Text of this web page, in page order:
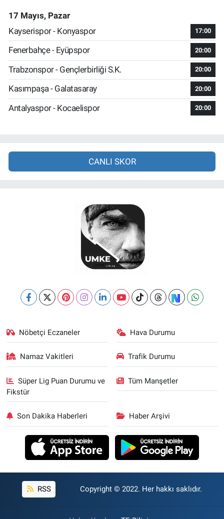
17 Mayıs, Pazar
Kayserispor - Konyaspor
17:00
Fenerbahçe - Eyüpspor 20:00
Trabzonspor - Gençlerbirliği S.K. 20:00
Kasımpaşa - Galatasaray 20:00
Antalyaspor - Kocaelispor 20:00
CANLI SKOR
Nöbetçi Eczaneler Hava Durumu
Namaz Vakitleri Trafik Durumu
Süper Lig Puan Durumu ve
Fikstür
Tüm Manşetler
Son Dakika Haberleri Haber Arşivi
RSS Copyright © 2022. Her hakkı saklıdır.